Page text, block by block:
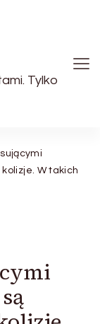
Tylko
W takich